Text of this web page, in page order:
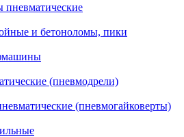
пневматические
и бетоноломы, пики
(пневмодрели)
(пневмогайковерты)